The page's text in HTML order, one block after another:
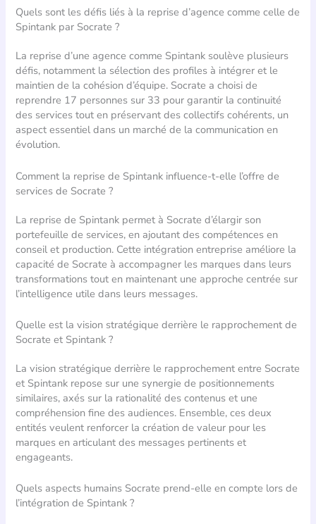
Quels sont les défis liés à la reprise d’agence comme celle de
Spintank par Socrate ?
La reprise d’une agence comme Spintank soulève plusieurs
défis, notamment la sélection des profiles à intégrer et le
maintien de la cohésion d’équipe. Socrate a choisi de
reprendre 17 personnes sur 33 pour garantir la continuité
des services tout en préservant des collectifs cohérents, un
aspect essentiel dans un marché de la communication en
évolution.
Comment la reprise de Spintank influence-t-elle l’offre de
services de Socrate ?
La reprise de Spintank permet à Socrate d’élargir son
portefeuille de services, en ajoutant des compétences en
conseil et production. Cette intégration entreprise améliore la
capacité de Socrate à accompagner les marques dans leurs
transformations tout en maintenant une approche centrée sur
l’intelligence utile dans leurs messages.
Quelle est la vision stratégique derrière le rapprochement de
Socrate et Spintank ?
La vision stratégique derrière le rapprochement entre Socrate
et Spintank repose sur une synergie de positionnements
similaires, axés sur la rationalité des contenus et une
compréhension fine des audiences. Ensemble, ces deux
entités veulent renforcer la création de valeur pour les
marques en articulant des messages pertinents et
engageants.
Quels aspects humains Socrate prend-elle en compte lors de
l’intégration de Spintank ?